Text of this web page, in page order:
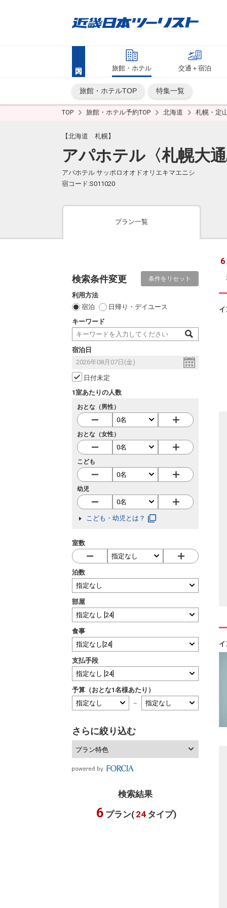
旅館・ホテル 交通＋宿泊
旅館・ホテルTOP 特集一覧
TOP 旅館・ホテル予約TOP 北海道 札幌・定
【北海道 札幌】
アパホテル〈札幌大通
アパホテル サッポロオオドオリエキマエニシ
宿コード:S011020
プラン一覧
検索条件変更 条件をリセット
利用方法
宿泊
日帰り・デイユース
キーワード
宿泊日
日付未定
1室あたりの人数
おとな（男性）
おとな（女性）
こども
幼児
こども・幼児とは？
室数
泊数
部屋
食事
支払手段
予算（おとな1名様あたり）
～
さらに絞り込む
プラン特色
検索結果
6 プラン( 24 タイプ)
6